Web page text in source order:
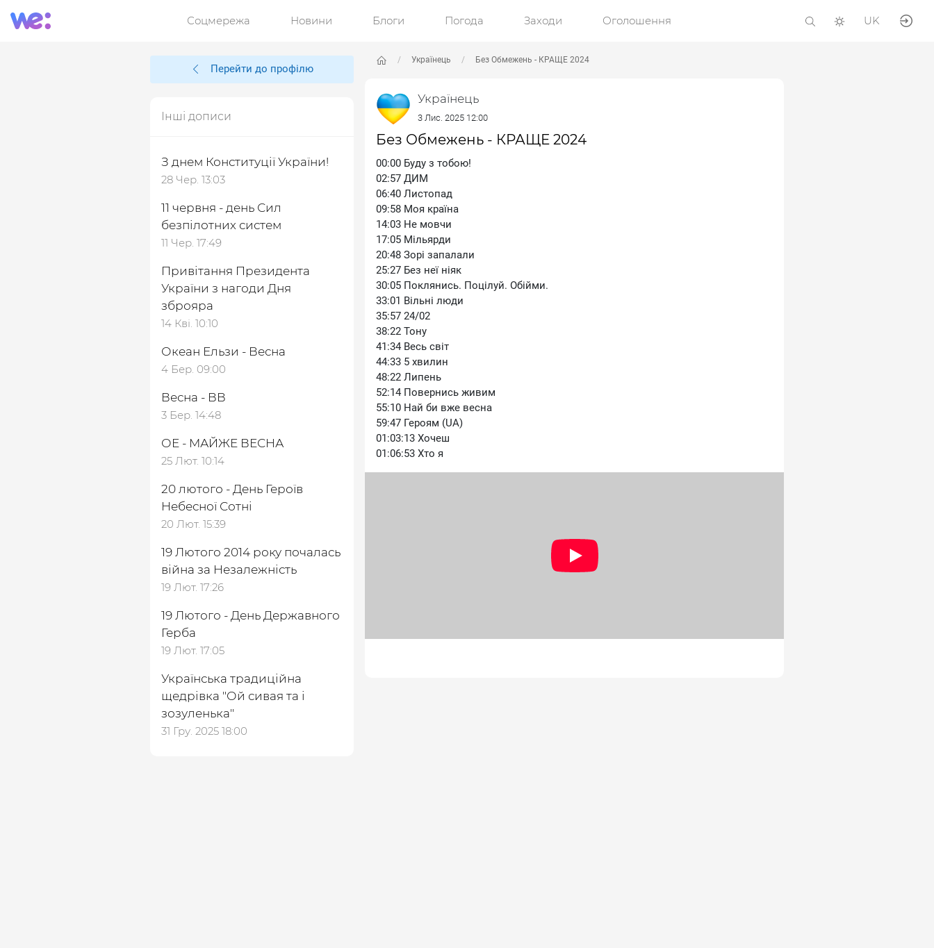
Соцмережа Новини Блоги Погода Заходи Оголошення UK
Перейти до профілю
Інші дописи
З днем Конституції України!
28 Чер. 13:03
11 червня - день Сил
безпілотних систем
11 Чер. 17:49
Привітання Президента
України з нагоди Дня
зброяра
14 Кві. 10:10
Океан Ельзи - Весна
4 Бер. 09:00
Весна - ВВ
3 Бер. 14:48
ОЕ - МАЙЖЕ ВЕСНА
25 Лют. 10:14
20 лютого - День Героїв
Небесної Сотні
20 Лют. 15:39
19 Лютого 2014 року почалась
війна за Незалежність
19 Лют. 17:26
19 Лютого - День Державного
Герба
19 Лют. 17:05
Українська традиційна
щедрівка ″Ой сивая та і
зозуленька″
31 Гру. 2025 18:00
Українець Без Обмежень - КРАЩЕ 2024
Українець
3 Лис. 2025 12:00
Без Обмежень - КРАЩЕ 2024
00:00 Буду з тобою!
02:57 ДИМ
06:40 Листопад
09:58 Моя країна
14:03 Не мовчи
17:05 Мільярди
20:48 Зорі запалали
25:27 Без неї ніяк
30:05 Поклянись. Поцілуй. Обійми.
33:01 Вільні люди
35:57 24/02
38:22 Тону
41:34 Весь світ
44:33 5 хвилин
48:22 Липень
52:14 Повернись живим
55:10 Най би вже весна
59:47 Героям (UA)
01:03:13 Хочеш
01:06:53 Хто я